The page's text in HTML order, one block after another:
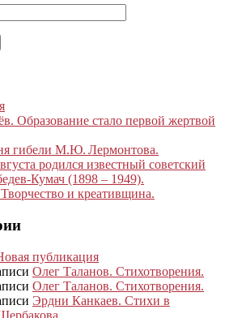
Образование стало первой жертвой
гибели М.Ю. Лермонтова.
родился известный советский
Кумач (1898 – 1949).
и креативщина.
публикация
Олег Таланов. Стихотворения.
Олег Таланов. Стихотворения.
Эрдни Канкаев. Стихи в